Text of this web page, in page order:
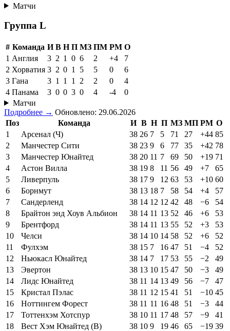
Матчи
Группа L
# Команда И В Н П МЗ ПМ РМ О
1 Англия 3 2 1 0 6 2 +4
7
2 Хорватия 3 2 0 1 5 5 0
6
3 Гана 3 1 1 1 2 2 0
4
4 Панама 3 0 0 3 0 4 -4
0
Матчи
Подробнее → Обновлено: 29.06.2026
Поз
Команда И В Н П МЗ МП РМ О
1
Арсенал (Ч) 38 26 7 5 71 27 +44 85
2
Манчестер Сити 38 23 9 6 77 35 +42 78
3
Манчестер Юнайтед 38 20 11 7 69 50 +19 71
4
Астон Вилла 38 19 8 11 56 49 +7
65
5
Ливерпуль 38 17 9 12 63 53 +10 60
6
Борнмут 38 13 18 7 58 54 +4
57
7
Сандерленд 38 14 12 12 42 48 −6
54
8
Брайтон энд Хоув Альбион 38 14 11 13 52 46 +6
53
9
Брентфорд 38 14 11 13 55 52 +3
53
10
Челси 38 14 10 14 58 52 +6
52
11
Фулхэм 38 15 7 16 47 51 −4
52
12
Ньюкасл Юнайтед 38 14 7 17 53 55 −2
49
13
Эвертон 38 13 10 15 47 50 −3
49
14
Лидс Юнайтед 38 11 14 13 49 56 −7
47
15
Кристал Пэлас 38 11 12 15 41 51 −10 45
16
Ноттингем Форест 38 11 11 16 48 51 −3
44
17
Тоттенхэм Хотспур 38 10 11 17 48 57 −9
41
18
Вест Хэм Юнайтед (В) 38 10 9 19 46 65 −19 39